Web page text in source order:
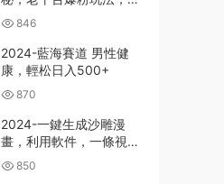
人單号日引300+創業
粉，作品可直接被百度收
錄
846
2024-藍海賽道 男性健
康，輕松日入500+
870
2024-一鍵生成沙雕漫
畫，利用軟件，一條視頻
播放12W+，單日變現
1000+
850